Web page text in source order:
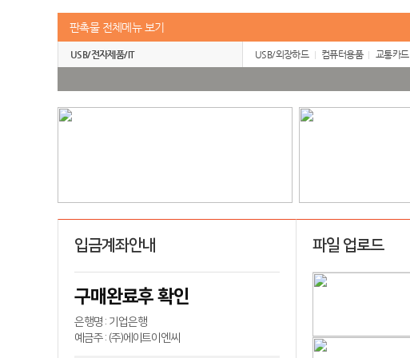
판촉물 전체메뉴 보기
USB/전자제품/IT USB/외장하드 컴퓨터용품 교통카드
입금계좌안내
구매완료후 확인
은행명 : 기업은행
예금주 : (주)에이트이엔씨
파일 업로드